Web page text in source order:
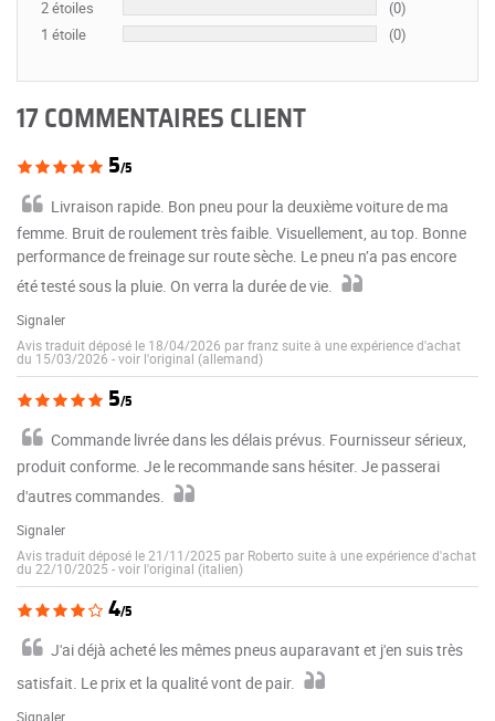
2 étoiles
(0)
1 étoile
(0)
17 COMMENTAIRES CLIENT
5/5
Livraison rapide. Bon pneu pour la deuxième voiture de ma
femme. Bruit de roulement très faible. Visuellement, au top. Bonne
performance de freinage sur route sèche. Le pneu n’a pas encore
été testé sous la pluie. On verra la durée de vie.
Signaler
Avis traduit déposé le 18/04/2026 par franz suite à une expérience d'achat
du 15/03/2026 -voir l'original (allemand)
5/5
Commande livrée dans les délais prévus. Fournisseur sérieux,
produit conforme. Je le recommande sans hésiter. Je passerai
d'autres commandes.
Signaler
Avis traduit déposé le 21/11/2025 par Roberto suite à une expérience d'achat
du 22/10/2025 -voir l'original (italien)
4/5
J'ai déjà acheté les mêmes pneus auparavant et j'en suis très
satisfait. Le prix et la qualité vont de pair.
Signaler